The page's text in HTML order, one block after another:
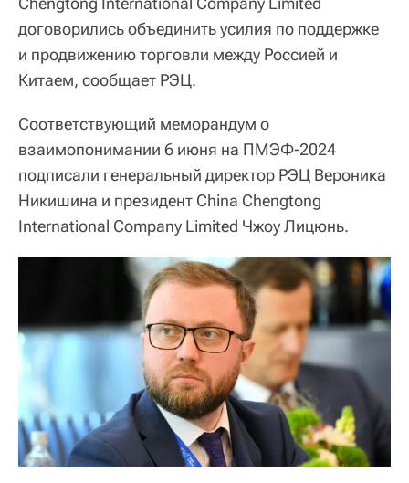
договорились объединить усилия по поддержке
и продвижению торговли между Россией и
Китаем, сообщает РЭЦ.
Соответствующий меморандум о
взаимопонимании 6 июня на ПМЭФ-2024
подписали генеральный директор РЭЦ Вероника
Никишина и президент China Chengtong
International Company Limited Чжоу Лицюнь.